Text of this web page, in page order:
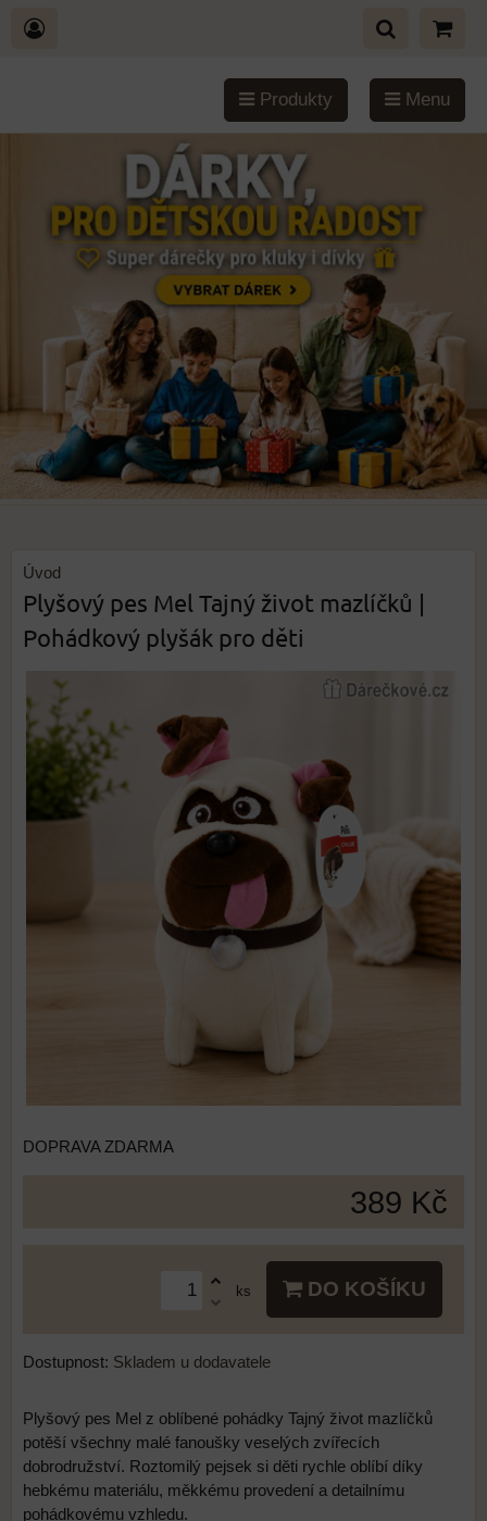
Produkty Menu
Úvod
Plyšový pes Mel Tajný život mazlíčků |
Pohádkový plyšák pro děti
DOPRAVA ZDARMA
389 Kč
ks DO KOŠÍKU
Dostupnost: Skladem u dodavatele
Plyšový pes Mel z oblíbené pohádky Tajný život mazlíčků
potěší všechny malé fanoušky veselých zvířecích
dobrodružství. Roztomilý pejsek si děti rychle oblíbí díky
hebkému materiálu, měkkému provedení a detailnímu
pohádkovému vzhledu.